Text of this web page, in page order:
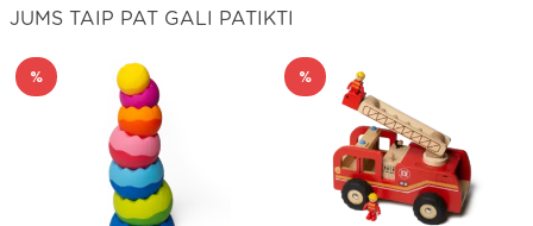
JUMS TAIP PAT GALI PATIKTI
% %